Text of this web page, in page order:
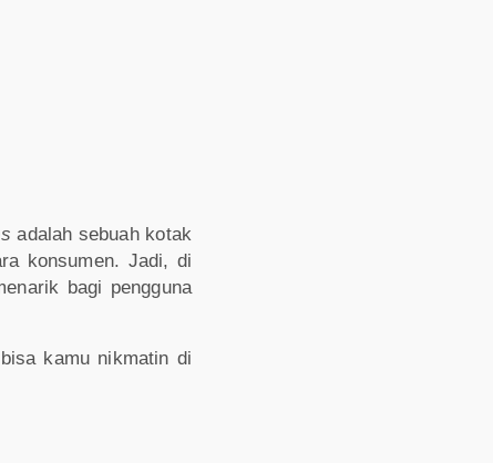
adalah sebuah kotak
konsumen. Jadi, di
bagi pengguna
kamu nikmatin di